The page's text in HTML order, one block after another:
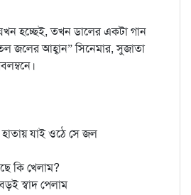
হচ্ছেই, তখন ডালের একটা গান
জলের আহ্বান” সিনেমার, সুজাতা
যাই ওঠে সে জল
কি খেলাম?
স্বাদ পেলাম